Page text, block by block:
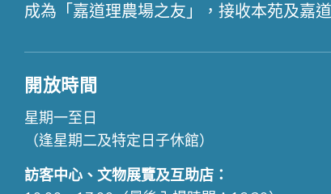
成為「嘉道理農場之友」，接收本苑及嘉
開放時間
星期一至日
（逢星期二及特定日子休館）
訪客中心、文物展覽及互助店：